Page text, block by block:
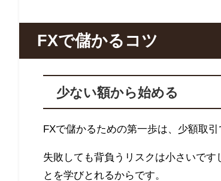
FXで儲かるコツ
少ない額から始める
FXで儲かるための第一歩は、少額取引
失敗しても背負うリスクは小さいで
とを学びとれるからです。